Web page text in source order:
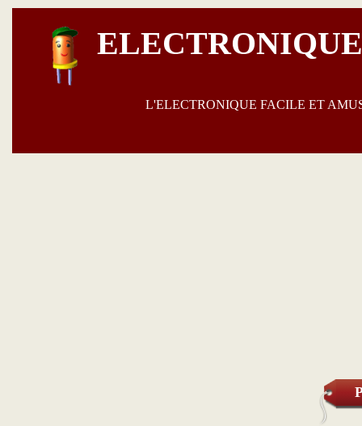
L'ELECTRONIQUE FACILE ET